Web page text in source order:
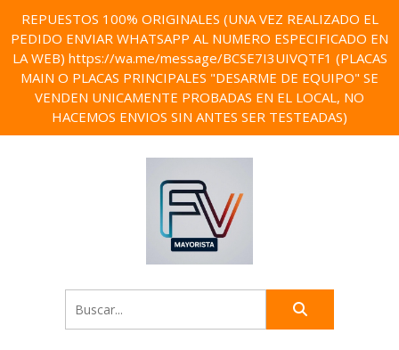
REPUESTOS 100% ORIGINALES (UNA VEZ REALIZADO EL
PEDIDO ENVIAR WHATSAPP AL NUMERO ESPECIFICADO EN
LA WEB) https://wa.me/message/BCSE7I3UIVQTF1 (PLACAS
MAIN O PLACAS PRINCIPALES "DESARME DE EQUIPO" SE
VENDEN UNICAMENTE PROBADAS EN EL LOCAL, NO
HACEMOS ENVIOS SIN ANTES SER TESTEADAS)